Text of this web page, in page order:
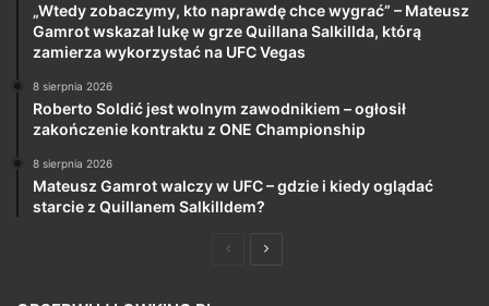
„Wtedy zobaczymy, kto naprawdę chce wygrać” – Mateusz
Gamrot wskazał lukę w grze Quillana Salkillda, którą
zamierza wykorzystać na UFC Vegas
8 sierpnia 2026
Roberto Soldić jest wolnym zawodnikiem – ogłosił
zakończenie kontraktu z ONE Championship
8 sierpnia 2026
Mateusz Gamrot walczy w UFC – gdzie i kiedy oglądać
starcie z Quillanem Salkilldem?
PoprzedniaNastępna